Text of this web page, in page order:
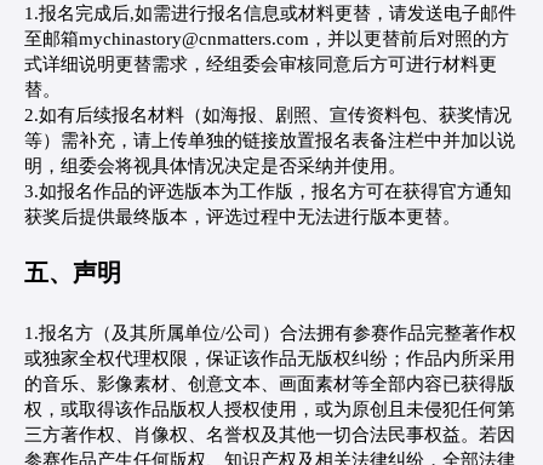
1.报名完成后,如需进行报名信息或材料更替，请发送电子邮件
至邮箱mychinastory@cnmatters.com，并以更替前后对照的方
式详细说明更替需求，经组委会审核同意后方可进行材料更
替。
2.如有后续报名材料（如海报、剧照、宣传资料包、获奖情况
等）需补充，请上传单独的链接放置报名表备注栏中并加以说
明，组委会将视具体情况决定是否采纳并使用。
3.如报名作品的评选版本为工作版，报名方可在获得官方通知
获奖后提供最终版本，评选过程中无法进行版本更替。
五、声明
1.报名方（及其所属单位/公司）合法拥有参赛作品完整著作权
或独家全权代理权限，保证该作品无版权纠纷；作品内所采用
的音乐、影像素材、创意文本、画面素材等全部内容已获得版
权，或取得该作品版权人授权使用，或为原创且未侵犯任何第
三方著作权、肖像权、名誉权及其他一切合法民事权益。若因